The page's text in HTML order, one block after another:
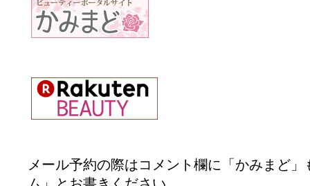
メール予約の際はコメント欄に「かみまど